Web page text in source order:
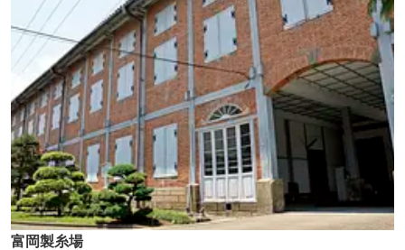
富岡製糸場